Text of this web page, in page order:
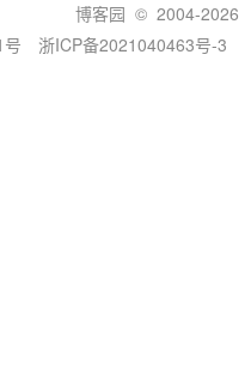
博客园 © 2004-2026
浙ICP备2021040463号-3